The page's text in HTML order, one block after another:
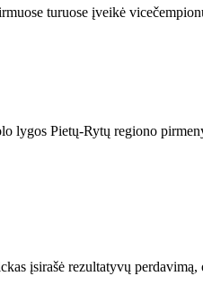
turuose įveikė
lygos Pietų-Rytų regiono
įsirašė rezultatyvų